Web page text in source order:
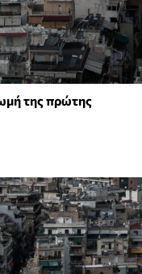
της πρώτης